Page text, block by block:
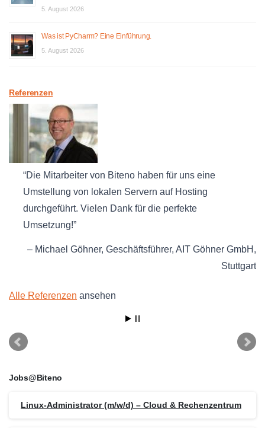
5. August 2026
Was ist PyCharm? Eine Einführung.
5. August 2026
Referenzen
Die Mitarbeiter von Biteno haben für uns eine
Umstellung von lokalen Servern auf Hosting
durchgeführt. Vielen Dank für die perfekte
Umsetzung!
Michael Göhner Geschäftsführer AIT Göhner GmbH
Stuttgart
Alle Referenzen ansehen
Jobs@Biteno
Linux-Administrator (m/w/d) – Cloud & Rechenzentrum